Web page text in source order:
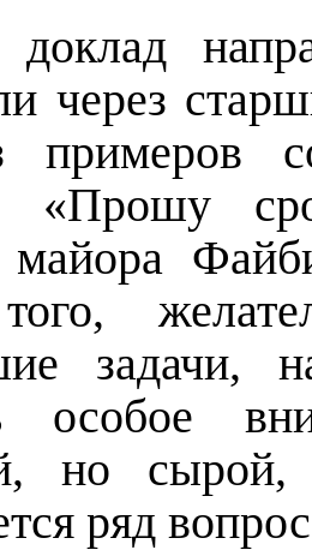
через
примеров
«Прошу
майора
задачи,
особое
но
ряд